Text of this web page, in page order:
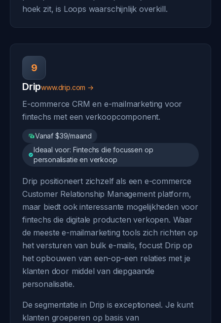
hoek zit, is Loops waarschijnlijk overkill.
9
Dripwww.drip.com →
E-commerce CRM en e-mailmarketing voor
fintechs met een verkoopcomponent.
Vanaf $39/maand
Ideaal voor: Fintechs die focussen op
personalisatie en verkoop
Drip positioneert zichzelf als een e-commerce
Customer Relationship Management platform,
maar biedt ook interessante mogelijkheden voor
fintechs die digitale producten verkopen. Waar
de meeste e-mailmarketing tools zich richten op
het versturen van bulk e-mails, focust Drip op
het opbouwen van een-op-een relaties met je
klanten door middel van diepgaande
personalisatie.
De segmentatie in Drip is exceptioneel. Je kunt
klanten groeperen op basis van